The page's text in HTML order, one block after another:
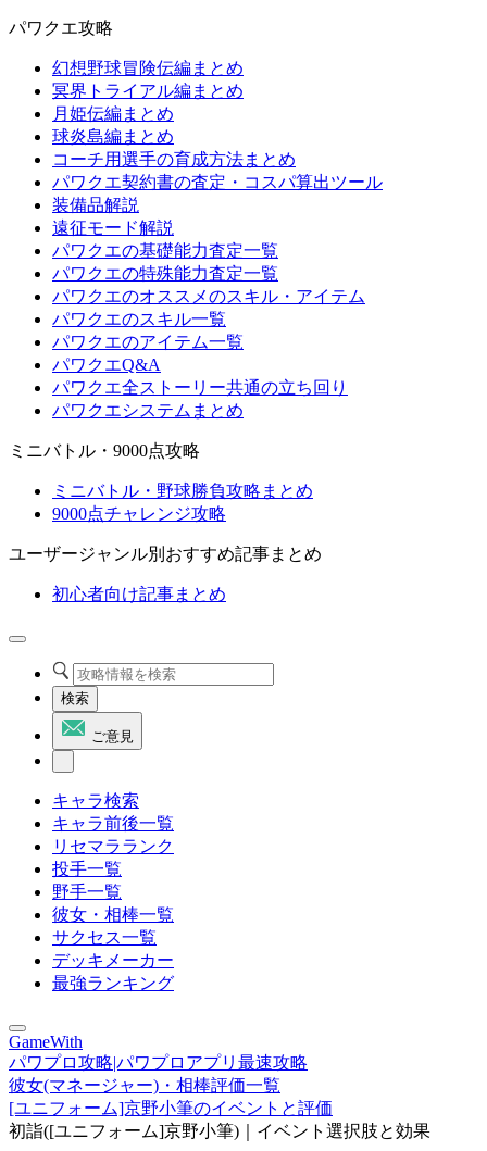
パワクエ攻略
幻想野球冒険伝編まとめ
冥界トライアル編まとめ
月姫伝編まとめ
球炎島編まとめ
コーチ用選手の育成方法まとめ
パワクエ契約書の査定・コスパ算出ツール
装備品解説
遠征モード解説
パワクエの基礎能力査定一覧
パワクエの特殊能力査定一覧
パワクエのオススメのスキル・アイテム
パワクエのスキル一覧
パワクエのアイテム一覧
パワクエQ&A
パワクエ全ストーリー共通の立ち回り
パワクエシステムまとめ
ミニバトル・9000点攻略
ミニバトル・野球勝負攻略まとめ
9000点チャレンジ攻略
ユーザージャンル別おすすめ記事まとめ
初心者向け記事まとめ
検索
ご意見
キャラ検索
キャラ前後一覧
リセマラランク
投手一覧
野手一覧
彼女・相棒一覧
サクセス一覧
デッキメーカー
最強ランキング
GameWith
パワプロ攻略|パワプロアプリ最速攻略
彼女(マネージャー)・相棒評価一覧
[ユニフォーム]京野小筆のイベントと評価
初詣([ユニフォーム]京野小筆)｜イベント選択肢と効果